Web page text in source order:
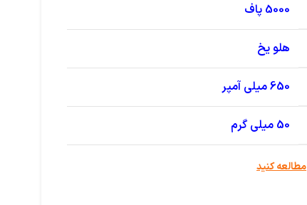
5000 پاف
هلو یخ
650 میلی آمپر
50 میلی گرم
مطالعه کنید